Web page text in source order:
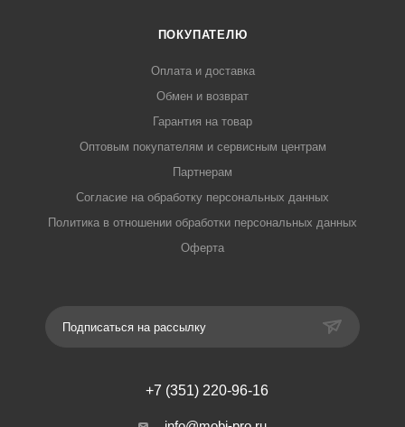
ПОКУПАТЕЛЮ
Оплата и доставка
Обмен и возврат
Гарантия на товар
Оптовым покупателям и сервисным центрам
Партнерам
Согласие на обработку персональных данных
Политика в отношении обработки персональных данных
Оферта
Подписаться на рассылку
+7 (351) 220-96-16